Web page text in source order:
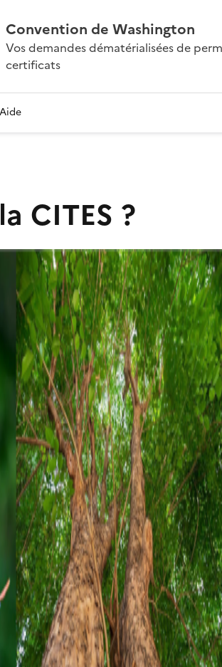
Convention de Washington
Vos demandes dématérialisées de
certificats
Aide
CITES ?